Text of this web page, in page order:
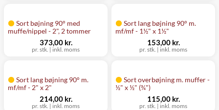
Sort bøjning 90° med
muffe/nippel - 2", 2 tommer
pr. stk. | inkl. moms
373,00 kr.
Sort lang bøjning 90° m.
mf/mf - 1½" x 1½"
pr. stk. | inkl. moms
153,00 kr.
Sort lang bøjning 90° m.
mf/mf - 2" x 2"
pr. stk. | inkl. moms
214,00 kr.
Sort overbøjning m. muffer -
½" x ½" (¾")
pr. stk. | inkl. moms
115,00 kr.